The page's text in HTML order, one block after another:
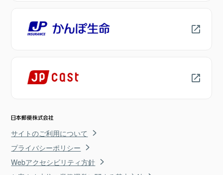
サイトのご利用について
プライバシーポリシー
Webアクセシビリティ方針